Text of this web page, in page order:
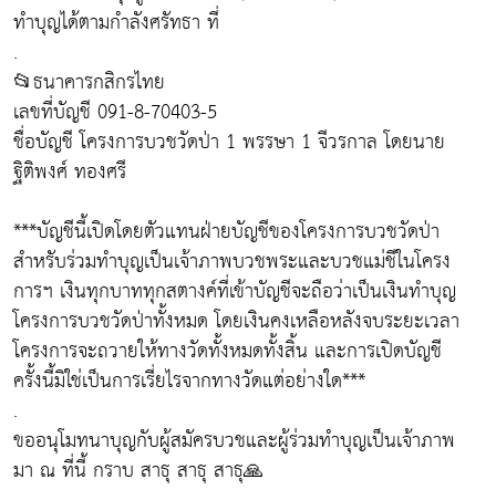
ทำบุญได้ตามกำลังศรัทธา ที่
.
📂ธนาคารกสิกรไทย
เลขที่บัญชี 091-8-70403-5
ชื่อบัญชี โครงการบวชวัดป่า 1 พรรษา 1 จีวรกาล โดยนาย
ฐิติพงศ์ ทองศรี
***บัญชีนี้เปิดโดยตัวแทนฝ่ายบัญชีของโครงการบวชวัดป่า
สำหรับร่วมทำบุญเป็นเจ้าภาพบวชพระและบวชแม่ชีในโครง
การฯ เงินทุกบาททุกสตางค์ที่เข้าบัญชีจะถือว่าเป็นเงินทำบุญ
โครงการบวชวัดป่าทั้งหมด โดยเงินคงเหลือหลังจบระยะเวลา
โครงการจะถวายให้ทางวัดทั้งหมดทั้งสิ้น และการเปิดบัญชี
ครั้งนี้มิใช่เป็นการเรี่ยไรจากทางวัดแต่อย่างใด***
.
ขออนุโมทนาบุญกับผู้สมัครบวชและผู้ร่วมทำบุญเป็นเจ้าภาพ
มา ณ ที่นี้ กราบ สาธุ สาธุ สาธุ🙏